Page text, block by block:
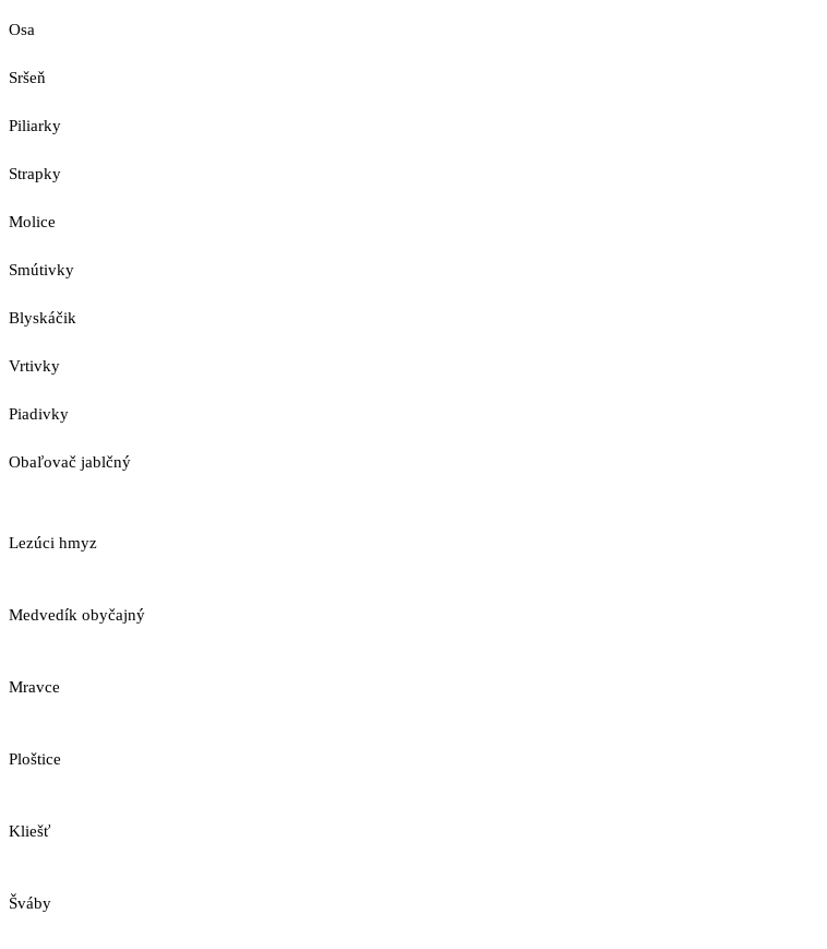
Osa
Sršeň
Piliarky
Strapky
Molice
Smútivky
Blyskáčik
Vrtivky
Piadivky
Obaľovač jablčný
Lezúci hmyz
Medvedík obyčajný
Mravce
Ploštice
Kliešť
Šváby